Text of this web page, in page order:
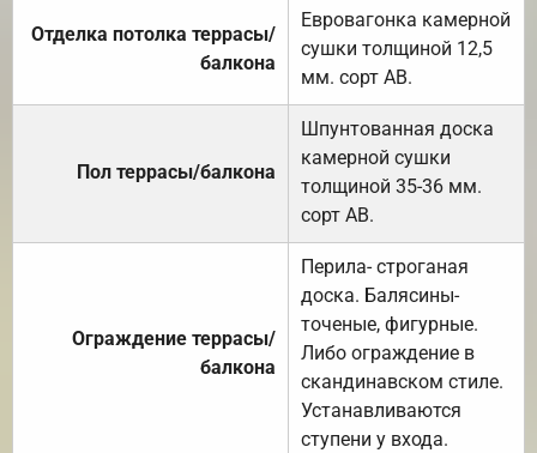
Отделка потолка террасы/
балкона
Евровагонка камерной
сушки толщиной 12,5
мм. сорт АВ.
Пол террасы/балкона
Шпунтованная доска
камерной сушки
толщиной 35-36 мм.
сорт АВ.
Ограждение террасы/
балкона
Перила- строганая
доска. Балясины-
точеные, фигурные.
Либо ограждение в
скандинавском стиле.
Устанавливаются
ступени у входа.